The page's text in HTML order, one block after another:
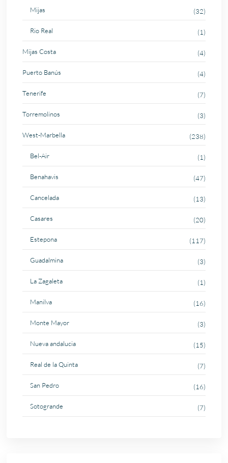
Mijas (32)
Rio Real (1)
Mijas Costa (4)
Puerto Banús (4)
Tenerife (7)
Torremolinos (3)
West-Marbella (238)
Bel-Air (1)
Benahavis (47)
Cancelada (13)
Casares (20)
Estepona (117)
Guadalmina (3)
La Zagaleta (1)
Manilva (16)
Monte Mayor (3)
Nueva andalucia (15)
Real de la Quinta (7)
San Pedro (16)
Sotogrande (7)